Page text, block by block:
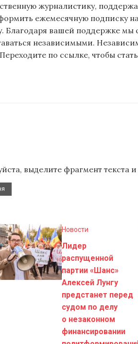
журналистику,
ежемесячную подписку
Благодаря вашей поддержке
независимыми.
по ссылке, чтобы
выделите фрагмент текста
Новости
Лидер
распущенной
партии «Шанс»
Алексей Лунгу
предстанет перед
судом по делу
о незаконном
финансировании